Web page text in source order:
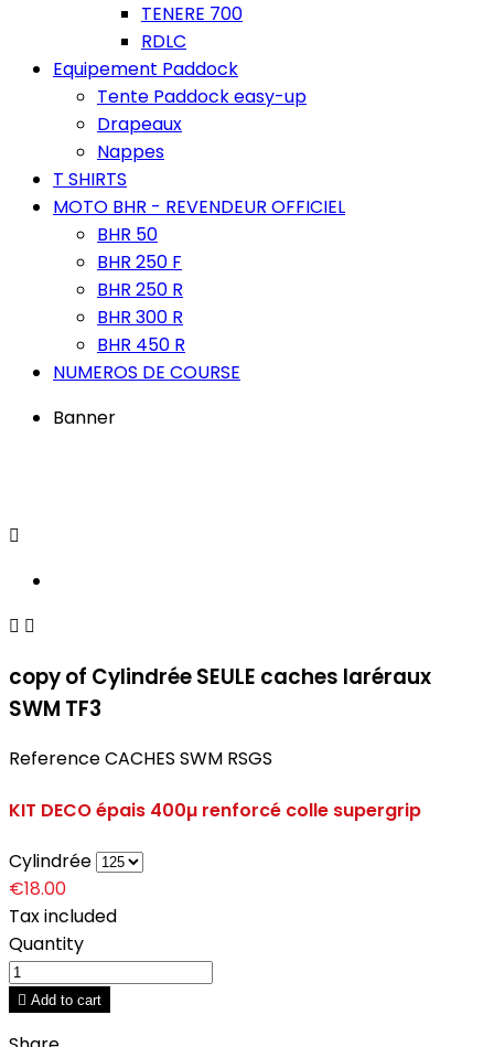
TENERE 700
RDLC
Equipement Paddock
Tente Paddock easy-up
Drapeaux
Nappes
T SHIRTS
MOTO BHR - REVENDEUR OFFICIEL
BHR 50
BHR 250 F
BHR 250 R
BHR 300 R
BHR 450 R
NUMEROS DE COURSE
Banner

 
copy of Cylindrée SEULE caches laréraux
SWM TF3
ReferenceCACHES SWM RSGS
KIT DECO épais 400µ renforcé colle supergrip
Cylindrée
€18.00
Tax included
Quantity
 Add to cart